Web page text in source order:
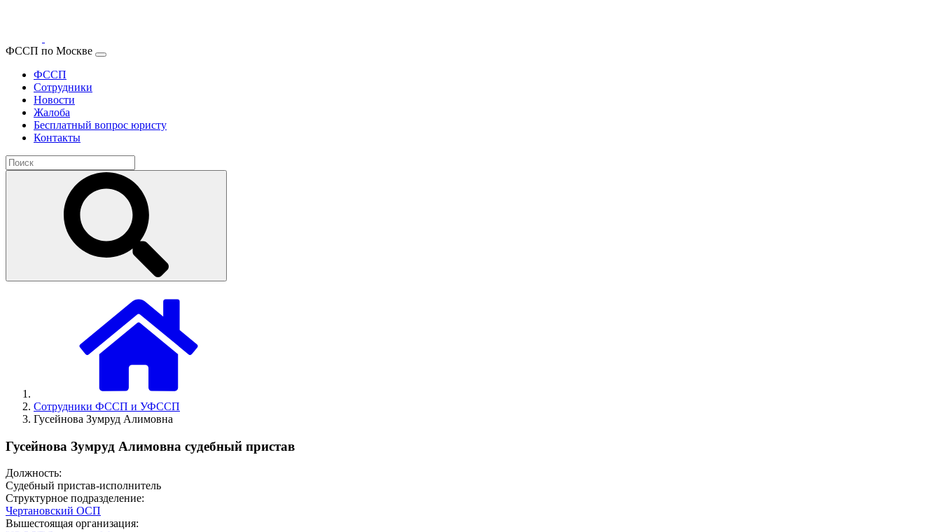
ФССП по Москве
ФССП
Сотрудники
Новости
Жалоба
Бесплатный вопрос юристу
Контакты
Сотрудники ФССП и УФССП
Гусейнова Зумруд Алимовна
Гусейнова Зумруд Алимовна судебный пристав
Должность:
Судебный пристав-исполнитель
Структурное подразделение:
Чертановский ОСП
Вышестоящая организация: